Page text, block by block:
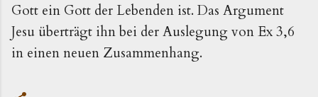
Gott ein Gott der Lebenden ist. Das Argument
Jesu überträgt ihn bei der Auslegung von Ex 3,6
in einen neuen Zusammenhang.